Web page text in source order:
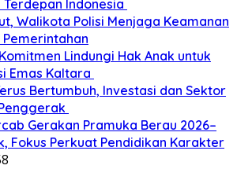
Indonesia
Walikota Polisi Menjaga Keamanan
Lindungi Hak Anak untuk
Emas Kaltara
Bertumbuh, Investasi dan Sektor
Gerakan Pramuka Berau 2026–
Fokus Perkuat Pendidikan Karakter